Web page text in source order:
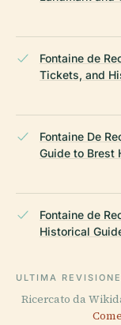
Fontaine de
Tickets, and
Fontaine De
Guide to Brest
Fontaine de
Historical
ULTIMA
Ricercato da